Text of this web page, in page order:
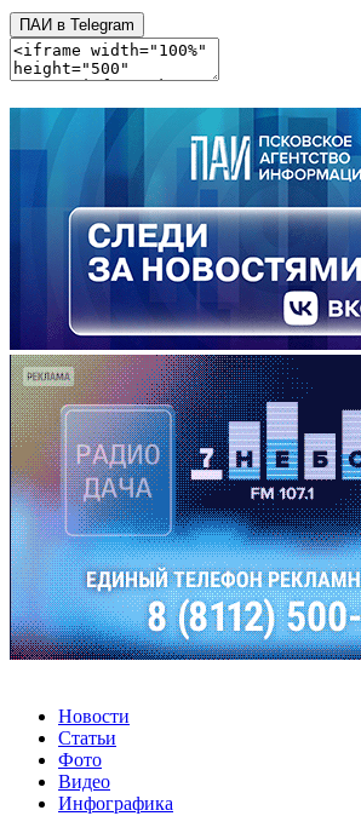
ПАИ в Telegram
Новости
Статьи
Фото
Видео
Инфографика